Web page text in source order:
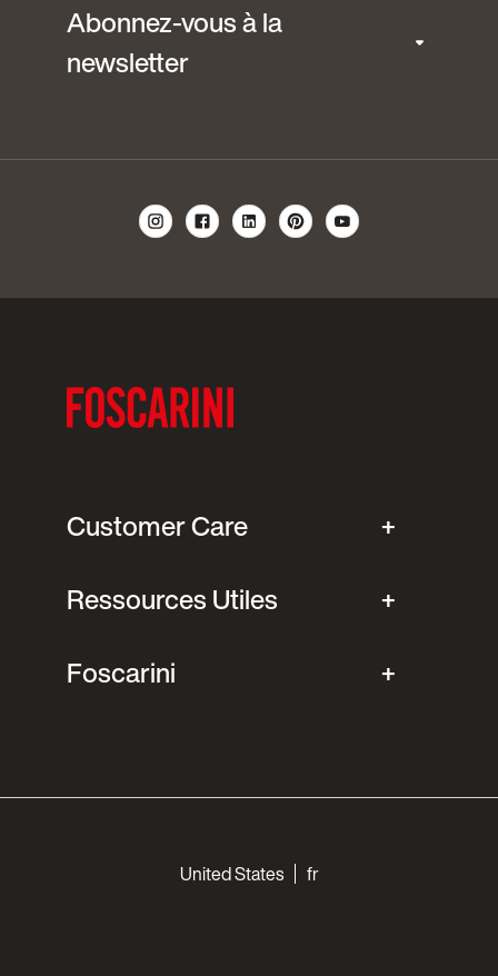
Abonnez-vous à la
newsletter
Customer Care
Ressources Utiles
Foscarini
United States fr